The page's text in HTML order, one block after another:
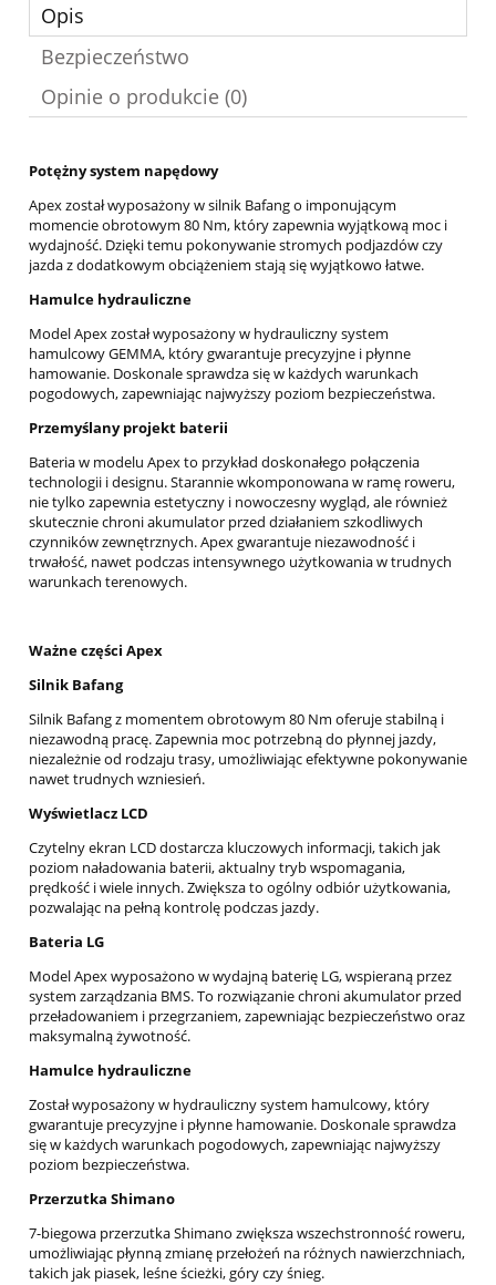
Opis
Bezpieczeństwo
Opinie o produkcie (0)
Potężny system napędowy
Apex został wyposażony w silnik Bafang o imponującym
momencie obrotowym 80 Nm, który zapewnia wyjątkową moc i
wydajność. Dzięki temu pokonywanie stromych podjazdów czy
jazda z dodatkowym obciążeniem stają się wyjątkowo łatwe.
Hamulce hydrauliczne
Model Apex został wyposażony w hydrauliczny system
hamulcowy GEMMA, który gwarantuje precyzyjne i płynne
hamowanie. Doskonale sprawdza się w każdych warunkach
pogodowych, zapewniając najwyższy poziom bezpieczeństwa.
Przemyślany projekt baterii
Bateria w modelu Apex to przykład doskonałego połączenia
technologii i designu. Starannie wkomponowana w ramę roweru,
nie tylko zapewnia estetyczny i nowoczesny wygląd, ale również
skutecznie chroni akumulator przed działaniem szkodliwych
czynników zewnętrznych. Apex gwarantuje niezawodność i
trwałość, nawet podczas intensywnego użytkowania w trudnych
warunkach terenowych.
Ważne części Apex
Silnik Bafang
Silnik Bafang z momentem obrotowym 80 Nm oferuje stabilną i
niezawodną pracę. Zapewnia moc potrzebną do płynnej jazdy,
niezależnie od rodzaju trasy, umożliwiając efektywne pokonywanie
nawet trudnych wzniesień.
Wyświetlacz LCD
Czytelny ekran LCD dostarcza kluczowych informacji, takich jak
poziom naładowania baterii, aktualny tryb wspomagania,
prędkość i wiele innych. Zwiększa to ogólny odbiór użytkowania,
pozwalając na pełną kontrolę podczas jazdy.
Bateria LG
Model Apex wyposażono w wydajną baterię LG, wspieraną przez
system zarządzania BMS. To rozwiązanie chroni akumulator przed
przeładowaniem i przegrzaniem, zapewniając bezpieczeństwo oraz
maksymalną żywotność.
Hamulce hydrauliczne
Został wyposażony w hydrauliczny system hamulcowy, który
gwarantuje precyzyjne i płynne hamowanie. Doskonale sprawdza
się w każdych warunkach pogodowych, zapewniając najwyższy
poziom bezpieczeństwa.
Przerzutka Shimano
7-biegowa przerzutka Shimano zwiększa wszechstronność roweru,
umożliwiając płynną zmianę przełożeń na różnych nawierzchniach,
takich jak piasek, leśne ścieżki, góry czy śnieg.